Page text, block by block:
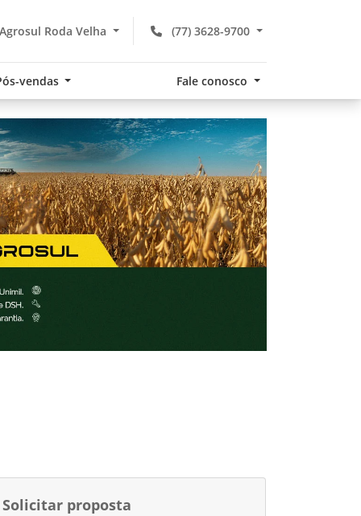
(77) 3628-9700
Agrosul Roda Velha
vendas Fale conosco
Solicitar proposta